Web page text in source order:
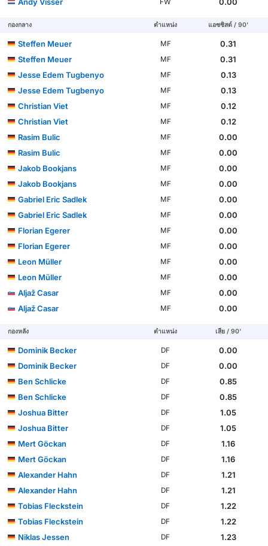
Andy Visser FW 0.00
กองกลาง ตำแหน่ง แอซซิสต์ / 90'
Steffen Meuer MF
0.31
Steffen Meuer
MF
0.31
Jesse Edem Tugbenyo
MF
0.13
Jesse Edem Tugbenyo
MF
0.13
Christian Viet
MF
0.12
Christian Viet
MF
0.12
Rasim Bulic
MF
0.00
Rasim Bulic
MF
0.00
Jakob Bookjans
MF
0.00
Jakob Bookjans
MF
0.00
Gabriel Eric Sadlek
MF
0.00
Gabriel Eric Sadlek
MF
0.00
Florian Egerer
MF
0.00
Florian Egerer
MF
0.00
Leon Müller
MF
0.00
Leon Müller
MF
0.00
Aljaž Casar
MF
0.00
Aljaž Casar
MF 0.00
กองหลัง ตำแหน่ง เสีย / 90'
Dominik Becker DF
0.00
Dominik Becker
DF
0.00
Ben Schlicke
DF
0.85
Ben Schlicke
DF
0.85
Joshua Bitter
DF
1.05
Joshua Bitter
DF
1.05
Mert Göckan
DF
1.16
Mert Göckan
DF
1.16
Alexander Hahn
DF
1.21
Alexander Hahn
DF
1.21
Tobias Fleckstein
DF
1.22
Tobias Fleckstein
DF
1.22
Niklas Jessen
DF
1.23